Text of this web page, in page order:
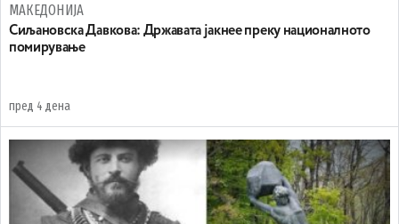
МАКЕДОНИЈА
Сиљановска Давкова: Државата јакнее преку националното
помирување
пред 4 дена